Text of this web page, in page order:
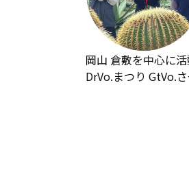
岡山 倉敷を中心に
DrVo.まつり GtVo.